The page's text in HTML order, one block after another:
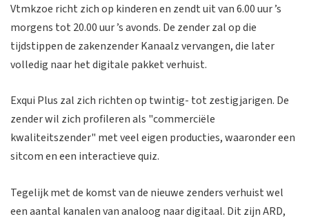
Vtmkzoe richt zich op kinderen en zendt uit van 6.00 uur ’s
morgens tot 20.00 uur ’s avonds. De zender zal op die
tijdstippen de zakenzender Kanaalz vervangen, die later
volledig naar het digitale pakket verhuist.
Exqui Plus zal zich richten op twintig- tot zestigjarigen. De
zender wil zich profileren als "commerciële
kwaliteitszender" met veel eigen producties, waaronder een
sitcom en een interactieve quiz.
Tegelijk met de komst van de nieuwe zenders verhuist wel
een aantal kanalen van analoog naar digitaal. Dit zijn ARD,